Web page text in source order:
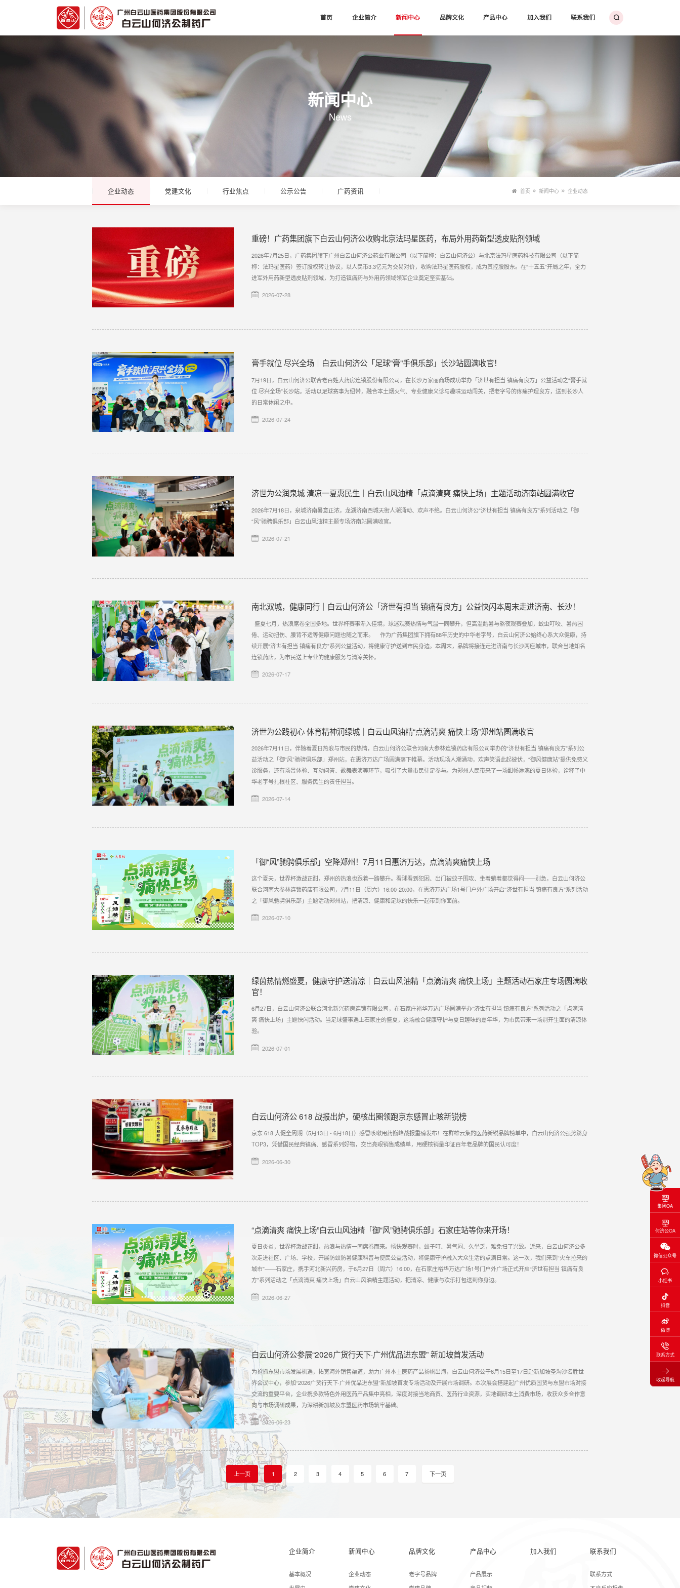
首页 企业简介 新闻中心 品牌文化 产品中心 加入我们 联系我们
新闻中心
News
企业动态 党建文化 行业焦点 公示公告 广药资讯 首页 新闻中心 企业动态
重磅！广药集团旗下白云山何济公收购北京法玛星医药，布局外用药新型透皮贴剂领域
2026年7月25日，广药集团旗下广州白云山何济公药业有限公司（以下简称：白云山何济公）与北京法玛星医药科技有限公司（以下简
称：法玛星医药）签订股权转让协议，以人民币3.3亿元为交易对价，收购法玛星医药股权，成为其控股股东。在“十五五”开局之年，全力
进军外用药新型透皮贴剂领域，为打造镇痛药与外用药领域领军企业奠定坚实基础。
2026-07-28
膏手就位 尽兴全场｜白云山何济公「足球"膏"手俱乐部」长沙站圆满收官！
7月19日，白云山何济公联合老百姓大药房连锁股份有限公司，在长沙万家丽商场成功举办「济世有担当 镇痛有良方」公益活动之“膏手就
位 尽兴全场”长沙站。活动以足球赛事为纽带，融合本土烟火气、专业健康义诊与趣味运动闯关，把老字号的疼痛护理良方，送到长沙人
的日常休闲之中。
2026-07-24
济世为公润泉城 清凉一夏惠民生｜白云山风油精「点滴清爽 痛快上场」主题活动济南站圆满收官
2026年7月18日，泉城济南暑意正浓，龙湖济南西城天街人潮涌动、欢声不绝。白云山何济公“济世有担当 镇痛有良方”系列活动之「御
“风”驰骋俱乐部」白云山风油精主题专场济南站圆满收官。
2026-07-21
南北双城，健康同行｜白云山何济公「济世有担当 镇痛有良方」公益快闪本周末走进济南、长沙！
盛夏七月，热浪席卷全国多地。世界杯赛事渐入佳境，球迷观赛热情与气温一同攀升，但高温酷暑与熬夜观赛叠加，蚊虫叮咬、暑热困
倦、运动扭伤、腰背不适等健康问题也随之而来。 作为广药集团旗下拥有88年历史的中华老字号，白云山何济公始终心系大众健康，持
续开展“济世有担当 镇痛有良方”系列公益活动，将健康守护送到市民身边。本周末，品牌将接连走进济南与长沙两座城市，联合当地知名
连锁药店，为市民送上专业的健康服务与清凉关怀。
2026-07-17
济世为公践初心 体育精神润绿城｜白云山风油精“点滴清爽 痛快上场”郑州站圆满收官
2026年7月11日，伴随着夏日热浪与市民的热情，白云山何济公联合河南大参林连锁药店有限公司举办的“济世有担当 镇痛有良方”系列公
益活动之「御“风”驰骋俱乐部」郑州站，在惠济万达广场圆满落下帷幕。活动现场人潮涌动，欢声笑语此起彼伏，“御风健康站”提供免费义
诊服务，还有场景体验、互动问答、歌舞表演等环节，吸引了大量市民驻足参与。为郑州人民带来了一场酣畅淋漓的夏日体验，诠释了中
华老字号扎根社区、服务民生的责任担当。
2026-07-14
「御“风”驰骋俱乐部」空降郑州！7月11日惠济万达，点滴清爽痛快上场
这个夏天，世界杯激战正酣，郑州的热浪也跟着一路攀升。看球看到犯困、出门被蚊子围攻、坐着躺着都觉得闷——别急，白云山何济公
联合河南大参林连锁药店有限公司，7月11日（周六）16:00-20:00，在惠济万达广场1号门户外广场开启“济世有担当 镇痛有良方”系列活动
之「御风驰骋俱乐部」主题活动郑州站，把清凉、健康和足球的快乐一起带到你面前。
2026-07-10
绿茵热情燃盛夏，健康守护送清凉｜白云山风油精「点滴清爽 痛快上场」主题活动石家庄专场圆满收
官！
6月27日，白云山何济公联合河北新兴药房连锁有限公司，在石家庄裕华万达广场圆满举办“济世有担当 镇痛有良方”系列活动之「点滴清
爽 痛快上场」主题快闪活动。当足球盛事遇上石家庄的盛夏，这场融合健康守护与夏日趣味的嘉年华，为市民带来一场别开生面的清凉体
验。
2026-07-01
白云山何济公 618 战报出炉，硬核出圈领跑京东感冒止咳新锐榜
京东 618 大促全周期（5月13日 - 6月18日）感冒咳嗽用药巅峰战报重磅发布！在群雄云集的医药新锐品牌榜单中，白云山何济公强势跻身
TOP3，凭借国民经典镇痛、感冒系列好物，交出亮眼销售成绩单，用硬核销量印证百年老品牌的国民认可度！
2026-06-30
“点滴清爽 痛快上场”白云山风油精「御“风”驰骋俱乐部」石家庄站等你来开场！
夏日炎炎，世界杯激战正酣，热浪与热情一同席卷而来。畅快观赛时，蚊子叮、暑气闷、久坐乏，难免扫了兴致。近来，白云山何济公多
次走进社区、广场、学校，开展防蚊防暑健康科普与便民公益活动，将健康守护融入大众生活的点滴日常。这一次，我们来到“火车拉来的
城市”——石家庄，携手河北新兴药房，于6月27日（周六）16:00，在石家庄裕华万达广场1号门户外广场正式开启“济世有担当 镇痛有良
方”系列活动之「点滴清爽 痛快上场」白云山风油精主题活动，把清凉、健康与欢乐打包送到你身边。
2026-06-27
白云山何济公参展“2026广货行天下·广州优品进东盟” 新加坡首发活动
为抢抓东盟市场发展机遇，拓宽海外销售渠道，助力广州本土医药产品扬帆出海，白云山何济公于6月15日至17日赴新加坡圣淘沙名胜世
界会议中心，参加“2026广货行天下·广州优品进东盟”新加坡首发专场活动及开展市场调研。本次展会搭建起广州优质国货与东盟市场对接
交流的重要平台，企业携多款特色外用医药产品集中亮相，深度对接当地商贸、医药行业资源，实地调研本土消费市场，收获众多合作意
向与市场调研成果，为深耕新加坡及东盟医药市场筑牢基础。
2026-06-23
上一页 1 2 3 4 5 6 7 下一页
企业简介
基本概况
新闻中心
企业动态
品牌文化
老字号品牌
产品中心
产品展示
加入我们 联系我们
联系方式
集团OA
何济公OA
微信公众号
小红书
抖音
微博
联系方式
收起导航